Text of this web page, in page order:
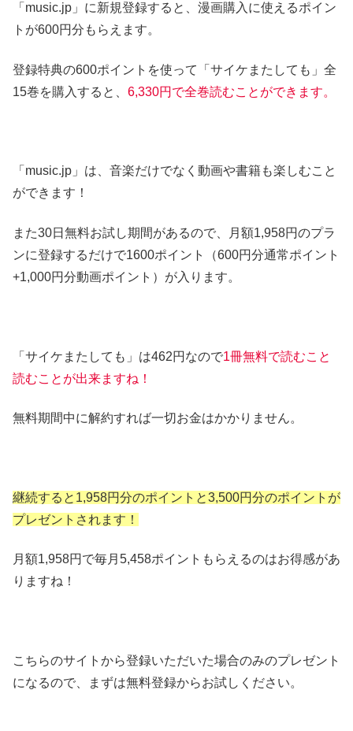
「music.jp」に新規登録すると、漫画購入に使えるポイン
トが600円分もらえます。
登録特典の600ポイントを使って「サイケまたしても」全
15巻を購入すると、 6,330円で全巻読むことができます。
「music.jp」は、音楽だけでなく動画や書籍も楽しむこと
ができます！
また30日無料お試し期間があるので、月額1,958円のプラ
ンに登録するだけで1600ポイント（600円分通常ポイント
+1,000円分動画ポイント）が入ります。
「サイケまたしても」は462円なので1冊無料で読むこと
読むことが出来ますね！
無料期間中に解約すれば一切お金はかかりません。
継続すると1,958円分のポイントと3,500円分のポイントが
プレゼントされます！
月額1,958円で毎月5,458ポイントもらえるのはお得感があ
りますね！
こちらのサイトから登録いただいた場合のみのプレゼント
になるので、まずは無料登録からお試しください。